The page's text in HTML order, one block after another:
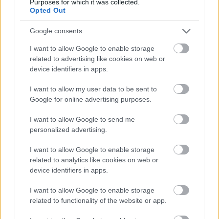
Purposes for which it was collected.
Opted Out
Google consents
I want to allow Google to enable storage
related to advertising like cookies on web or
device identifiers in apps.
I want to allow my user data to be sent to
Google for online advertising purposes.
I want to allow Google to send me
personalized advertising.
I want to allow Google to enable storage
related to analytics like cookies on web or
device identifiers in apps.
I want to allow Google to enable storage
related to functionality of the website or app.
célzattal még egyszer töltöttem volna magamnak,
csak az üres palack hitetlenkedő rázogatása jutott.)
Sajnos a sor végére szánt, a leírások alapján
Bois de BoursanCuvée
(32 euro, RP: 94 pont) hibás volt, a dugó
nekifeszült a kapszulának, a palack száján körben
beszáradt barna karima, a dugón sötétlila
szivárgáscsatorna. Már az illata sem volt százas, és
kóstolva enyhén pezsgett. Három nappal később
tudtuk becserélni (némi közelharc árán; már
kimondtam a végszót:itt hagyom, igyák meg, amikor
fordult a kocka). Úgy tűnt, hogy megérdemel
fáradt voltam, hogy megbízható jegyzeteket
készítsek, és a bor túl finom ahhoz, hogy másnapra
is maradjon belőle. Azt mondják, akik ebből élnek,
szüretelt, és szokatlanul alacsony grenache-hányadú
(65 százalék), 18 hónapot használt barrikban töltött
bor teltkarcsú és elegáns, selymes tanninokkal,